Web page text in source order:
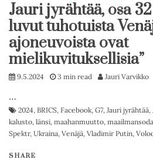
Jauri jyrähtää, osa
luvut tuhotuista
ajoneuvoista ovat
mielikuvituksellisia”
9.5.2024 3 min read Jauri Varvikko
…
2024, BRICS, Facebook, G7, Jauri jyrähtää,
kalusto, länsi, maahanmuutto,
Spektr, Ukraina, Venäjä, Vladimir Putin,
SHARE